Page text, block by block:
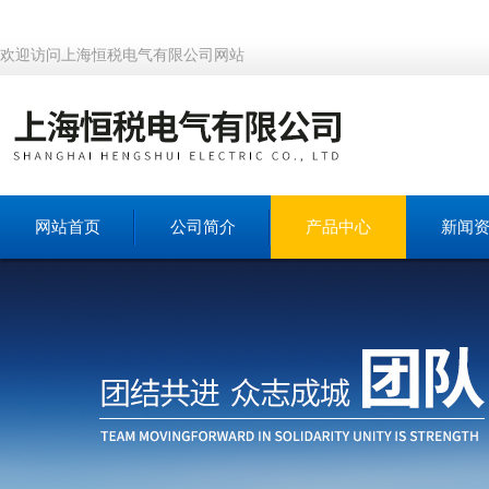
欢迎访问上海恒税电气有限公司网站
网站首页 公司简介 产品中心 新闻